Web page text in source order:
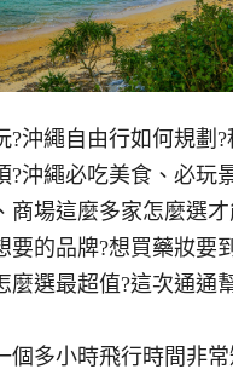
?沖繩自由行如何規劃?
?沖繩必吃美食、必玩
商場這麼多家怎麼選
要的品牌?想買藥妝要
麼選最超值?這次通通
個多小時飛行時間非常